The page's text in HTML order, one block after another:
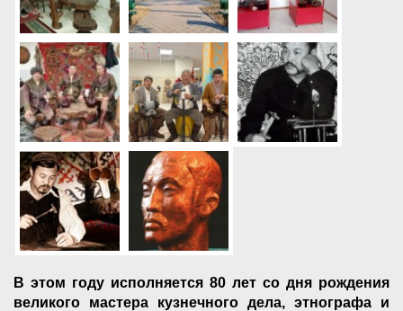
В этом году исполняется 80 лет со дня рождения
великого мастера кузнечного дела, этнографа и